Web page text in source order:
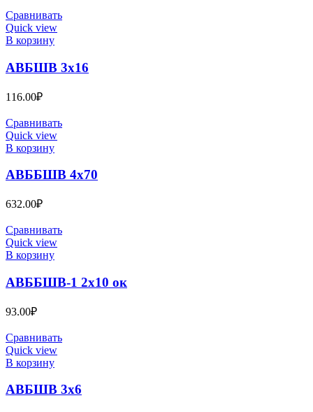
Сравнивать
Quick view
В корзину
АВБШВ 3х16
116.00₽
Сравнивать
Quick view
В корзину
АВББШВ 4х70
632.00₽
Сравнивать
Quick view
В корзину
АВББШВ-1 2х10 ок
93.00₽
Сравнивать
Quick view
В корзину
АВБШВ 3х6